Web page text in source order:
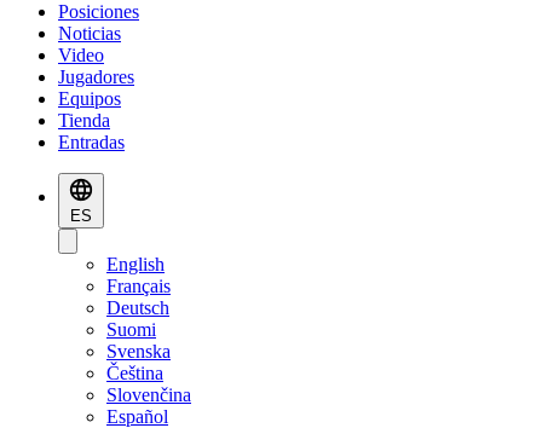
Posiciones
Noticias
Video
Jugadores
Equipos
Tienda
Entradas
ES
English
Français
Deutsch
Suomi
Svenska
Čeština
Slovenčina
Español